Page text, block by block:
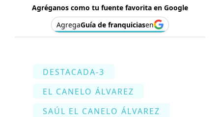
Agréganos como tu fuente favorita en Google
AgregaGuía de franquiciasen
DESTACADA-3
EL CANELO ÁLVAREZ
SAÚL EL CANELO ÁLVAREZ